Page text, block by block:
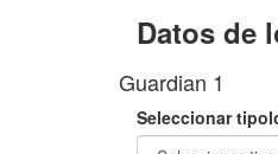
Datos de
Guardian 1
Seleccionar